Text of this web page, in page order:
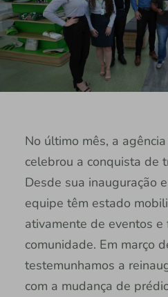
No último mês, a
celebrou a conquista de
Desde sua inauguração
equipe têm estado
ativamente de eventos e
comunidade. Em março
testemunhamos a
com a mudança de